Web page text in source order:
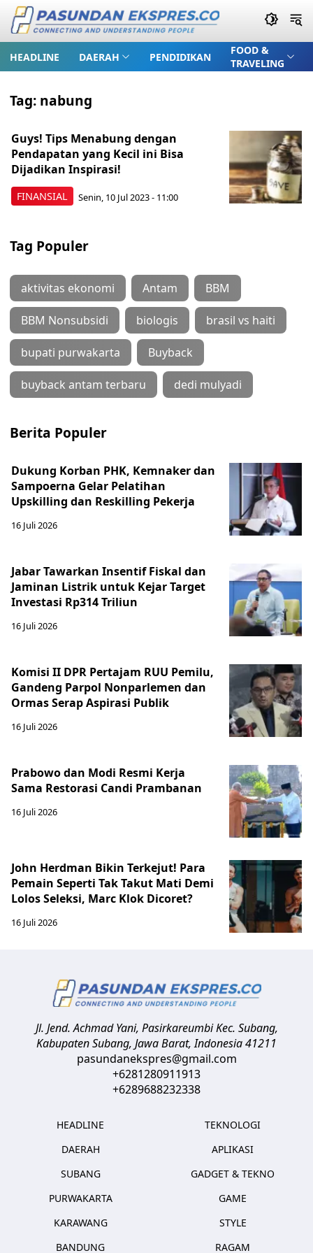
HEADLINE DAERAH PENDIDIKAN
FOOD &
TRAVELING
Tag: nabung
FINANSIAL
Guys! Tips Menabung dengan
Pendapatan yang Kecil ini Bisa
Dijadikan Inspirasi!
Senin, 10 Jul 2023 - 11:00
Tag Populer
aktivitas ekonomi Antam BBM
BBM Nonsubsidi biologis brasil vs haiti
bupati purwakarta Buyback
buyback antam terbaru dedi mulyadi
Berita Populer
Dukung Korban PHK, Kemnaker dan
Sampoerna Gelar Pelatihan
Upskilling dan Reskilling Pekerja
16 Juli 2026
Jabar Tawarkan Insentif Fiskal dan
Jaminan Listrik untuk Kejar Target
Investasi Rp314 Triliun
16 Juli 2026
Komisi II DPR Pertajam RUU Pemilu,
Gandeng Parpol Nonparlemen dan
Ormas Serap Aspirasi Publik
16 Juli 2026
Prabowo dan Modi Resmi Kerja
Sama Restorasi Candi Prambanan
16 Juli 2026
John Herdman Bikin Terkejut! Para
Pemain Seperti Tak Takut Mati Demi
Lolos Seleksi, Marc Klok Dicoret?
16 Juli 2026
Jl. Jend. Achmad Yani, Pasirkareumbi Kec. Subang,
Kabupaten Subang, Jawa Barat,Indonesia41211
pasundanekspres@gmail.com
+6281280911913
+6289688232338
HEADLINE
DAERAH
SUBANG
PURWAKARTA
KARAWANG
BANDUNG
TEKNOLOGI
APLIKASI
GADGET & TEKNO
GAME
STYLE
RAGAM